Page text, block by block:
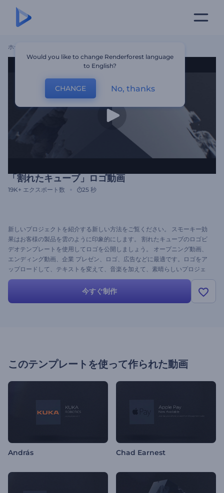
ホーム
「割れたキューブ」ロゴ動画
19K+ エクスポート数 25 秒
新しいプロジェクトを紹介する新しい方法をご覧ください。 スモーキー効
果はお客様の製品を雲のように印象的にします。 割れたキューブのロゴビ
デオテンプレートを使用してロゴを公開しましょう。 オープニング動画、
エンディング動画、企業 プレゼン、ロゴ、広告などに最適です。ロゴをア
ップロードして、テキストを変えて、音楽を加えて、素晴らしいプロジェ
クトを受けましょう。 インスピレーションを得て、他の人を奮い立たせま
しょう。 今すぐ試してみましょう！
今すぐ制作
このテンプレートを使って作られた動画
András Chad Earnest
Would you like to change Renderforest language
to English?
CHANGE No, thanks